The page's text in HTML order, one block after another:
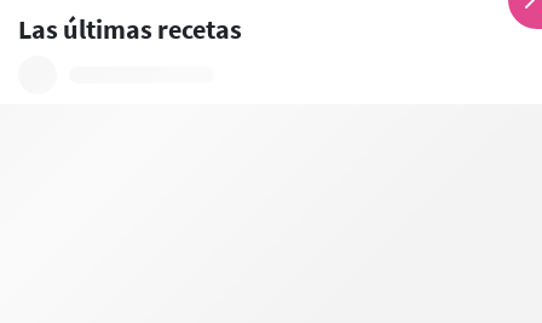
Las últimas recetas